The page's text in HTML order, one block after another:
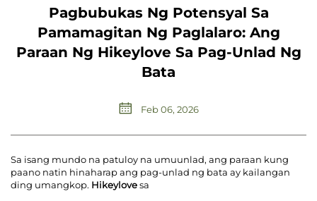
Mga Produkto
Mga Balita
Makipag-ugnayan sa Amin
Pagbubukas Ng Potensyal Sa
Pamamagitan Ng Paglalaro: Ang
Paraan Ng Hikeylove Sa Pag-Unlad Ng
Bata
Feb 06, 2026
Sa isang mundo na patuloy na umuunlad, ang paraan kung
paano natin hinaharap ang pag-unlad ng bata ay kailangan
ding umangkop. Hikeylovesa